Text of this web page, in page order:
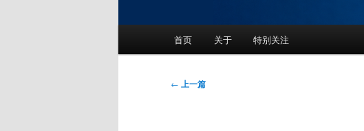
首页 关于 特别关注
文
← 上一篇